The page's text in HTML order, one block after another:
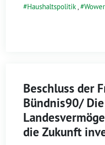
Haushaltspolitik,
Beschluss der
Bündnis90/
die Zukunft